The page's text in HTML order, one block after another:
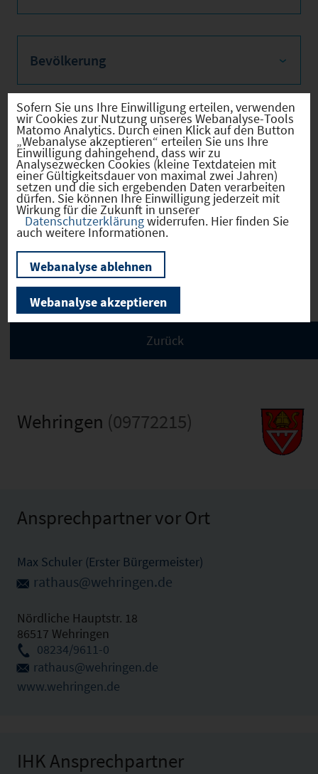
Bevölkerung
Sozialvers. Beschäftigte
Verkehrsinfrastruktur
Kommunale Infrastruktur
Wehringen (09772215)
Ansprechpartner vor Ort
Max Schuler (Erster Bürgermeister)
rathaus@wehringen.de
Nördliche Hauptstr. 18
86517 Wehringen
08234/9611-0
rathaus@wehringen.de
www.wehringen.de
IHK Ansprechpartner
Sofern Sie uns Ihre Einwilligung erteilen, verwenden
wir Cookies zur Nutzung unseres Webanalyse-Tools
Matomo Analytics. Durch einen Klick auf den Button
„Webanalyse akzeptieren“ erteilen Sie uns Ihre
Einwilligung dahingehend, dass wir zu
Analysezwecken Cookies (kleine Textdateien mit
einer Gültigkeitsdauer von maximal zwei Jahren)
setzen und die sich ergebenden Daten verarbeiten
dürfen. Sie können Ihre Einwilligung jederzeit mit
Wirkung für die Zukunft in unserer
Datenschutzerklärungwiderrufen. Hier finden Sie
auch weitere Informationen.
Webanalyse ablehnen
Webanalyse akzeptieren